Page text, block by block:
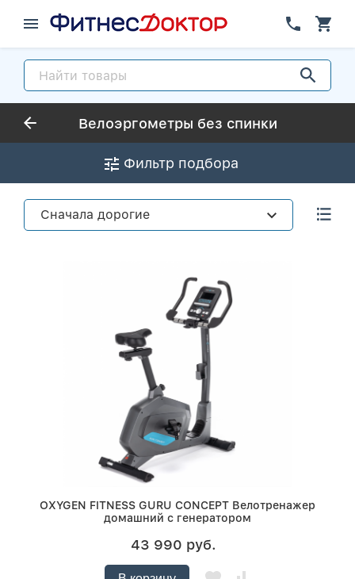
Велоэргометры без спинки
Фильтр подбора
Сначала дорогие
OXYGEN FITNESS GURU CONCEPT Велотренажер
домашний с генератором
43 990 руб.